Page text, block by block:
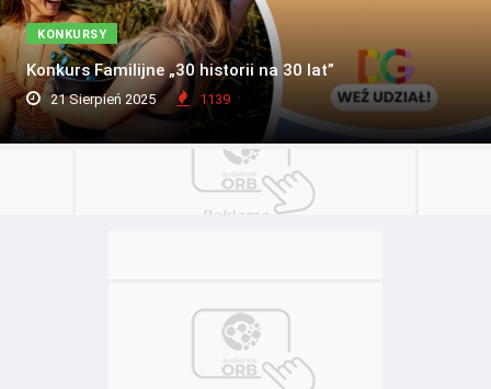
KONKURSY
Konkurs Familijne „30 historii na 30 lat”
21 Sierpień 2025 1139